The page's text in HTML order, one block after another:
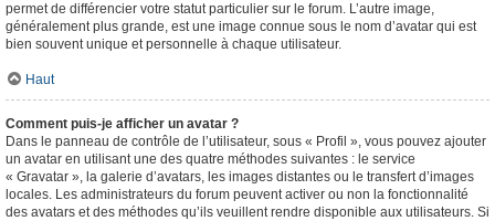
permet de différencier votre statut particulier sur le forum. L’autre image,
généralement plus grande, est une image connue sous le nom d’avatar qui est
bien souvent unique et personnelle à chaque utilisateur.
Haut
Comment puis-je afficher un avatar ?
Dans le panneau de contrôle de l’utilisateur, sous « Profil », vous pouvez ajouter
un avatar en utilisant une des quatre méthodes suivantes : le service
« Gravatar », la galerie d’avatars, les images distantes ou le transfert d’images
locales. Les administrateurs du forum peuvent activer ou non la fonctionnalité
des avatars et des méthodes qu’ils veuillent rendre disponible aux utilisateurs. Si